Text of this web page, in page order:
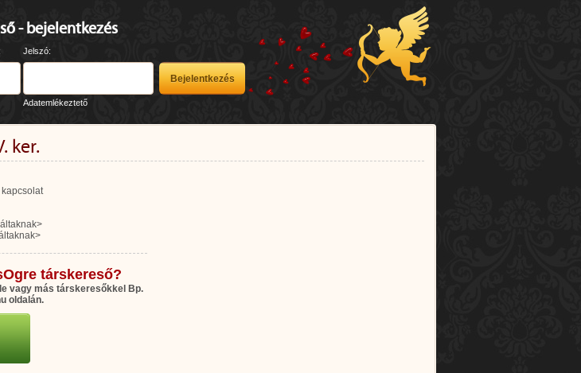
- bejelentkezés
Jelszó:
Adatemlékeztető
ker.
társkereső?
vagy más társkeresőkkel Bp.
oldalán.